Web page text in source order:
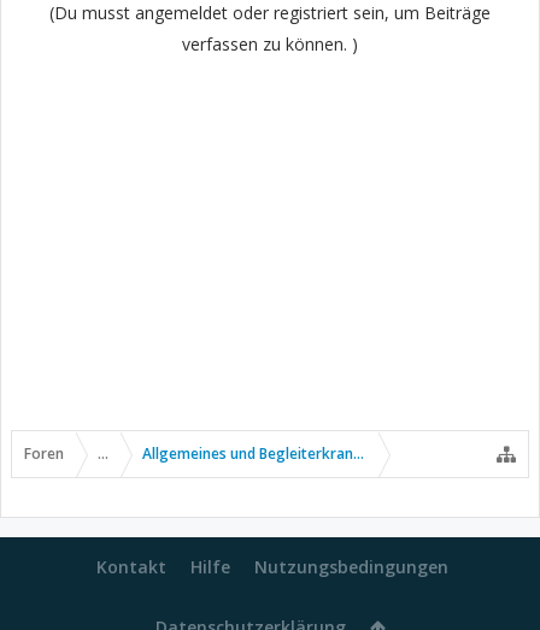
(Du musst angemeldet oder registriert sein, um Beiträge
verfassen zu können. )
Foren ... Allgemeines und Begleiterkrankungen
Kontakt Hilfe Nutzungsbedingungen